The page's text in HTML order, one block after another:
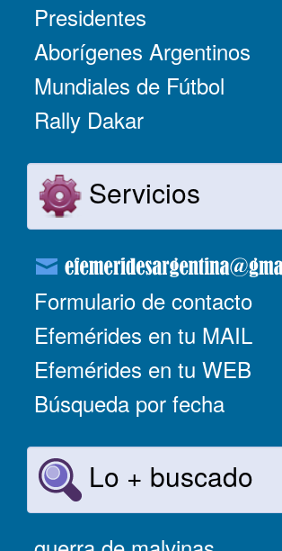
Presidentes
Aborígenes Argentinos
Mundiales de Fútbol
Rally Dakar
Servicios
Formulario de contacto
Efemérides en tu MAIL
Efemérides en tu WEB
Búsqueda por fecha
Lo + buscado